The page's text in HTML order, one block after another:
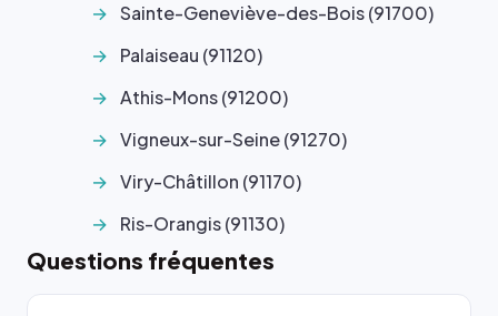
Sainte-Geneviève-des-Bois (91700)
Palaiseau (91120)
Athis-Mons (91200)
Vigneux-sur-Seine (91270)
Viry-Châtillon (91170)
Ris-Orangis (91130)
Questions fréquentes